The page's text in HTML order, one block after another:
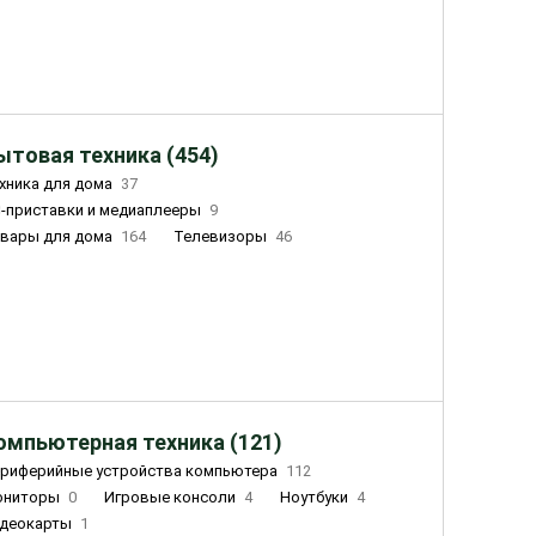
техника (454)
для дома 37
приставки и медиаплееры
9
для дома 164 Телевизоры 46
техника (121)
устройства компьютера 112
0 Игровые консоли 4 Ноутбуки 4
1